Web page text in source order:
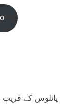
پائلوس کے قریب